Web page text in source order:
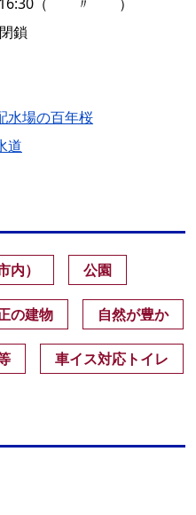
鎖
水場の百年桜
道
内） 公園
の建物 自然が豊か
車イス対応トイレ